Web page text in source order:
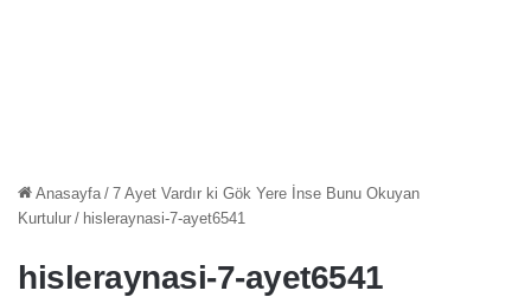
Anasayfa / 7 Ayet Vardır ki Gök Yere İnse Bunu Okuyan
Kurtulur / hisleraynasi-7-ayet6541
hisleraynasi-7-ayet6541